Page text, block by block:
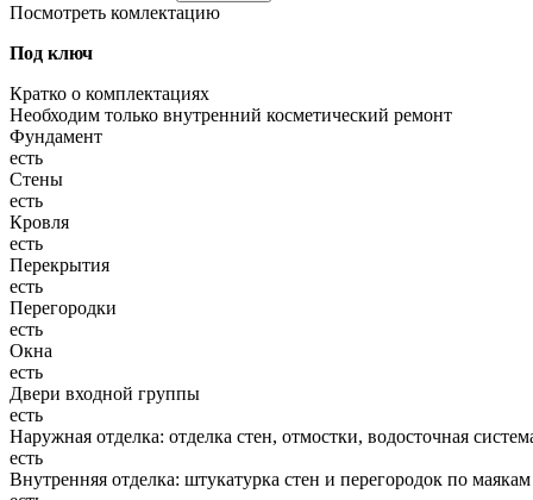
Посмотреть комлектацию
Под ключ
Кратко о комплектациях
Необходим только внутренний косметический ремонт
Фундамент
есть
Стены
есть
Кровля
есть
Перекрытия
есть
Перегородки
есть
Окна
есть
Двери входной группы
есть
Наружная отделка: отделка стен, отмостки, водосточная
есть
Внутренняя отделка: штукатурка стен и перегородок по маякам